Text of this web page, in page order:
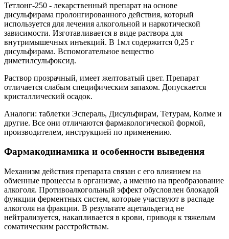
Тетлонг-250 - лекарственный препарат на основе
дисульфирама пролонгированного действия, который
используется для лечения алкогольной и наркотической
зависимости. Изготавливается в виде раствора для
внутримышечных инъекций. В 1мл содержится 0,25 г
дисульфирама. Вспомогательное вещество
диметилсульфоксид.
Раствор прозрачный, имеет желтоватый цвет. Препарат
отличается слабым специфическим запахом. Допускается
кристаллический осадок.
Аналоги: таблетки Эспераль, Дисульфирам, Тетурам, Колме и
другие. Все они отличаются фармакологической формой,
производителем, инструкцией по применению.
Фармакодинамика и особенности выведения
Механизм действия препарата связан с его влиянием на
обменные процессы в организме, а именно на преобразование
алкоголя. Противоалкогольный эффект обусловлен блокадой
функции ферментных систем, которые участвуют в распаде
алкоголя на фракции. В результате ацетальдегид не
нейтрализуется, накапливается в крови, приводя к тяжелым
соматическим расстройствам.